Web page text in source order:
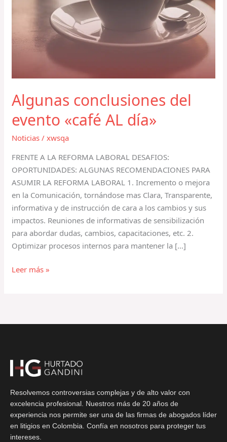
Algunas conclusiones del
evento «café AL día»
Noticias /xwsqa
FRENTE A LA REFORMA LABORAL DESAFIOS:
OPORTUNIDADES: ALGUNAS RECOMENDACIONES PARA
ASUMIR LA REFORMA LABORAL 1. Incremento o mejora
en la Comunicación, tornándose mas Clara, Transparente,
informativa y de instrucción de cara a los cambios y sus
impactos. Reuniones de informativas de sensibilización
para abordar dudas, cambios, capacitaciones, etc. 2.
Optimizar procesos internos para mantener la […]
Leer más »
Resolvemos controversias complejas y de alto valor con
excelencia profesional. Nuestros más de 20 años de
experiencia nos permite ser una de las firmas de abogados líder
en litigios en Colombia. Confía en nosotros para proteger tus
intereses.